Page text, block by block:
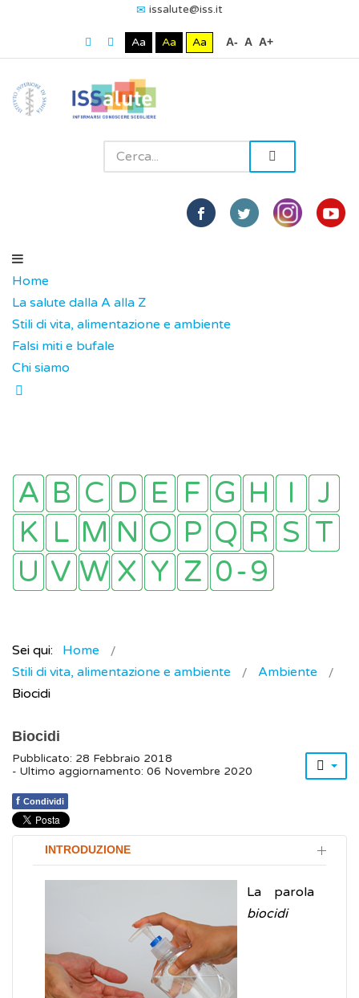
issalute@iss.it
Aa Aa Aa A- A A+
Home
La salute dalla A alla Z
Stili di vita, alimentazione e ambiente
Falsi miti e bufale
Chi siamo
Sei qui:
Home
Stili di vita, alimentazione e ambiente
Ambiente
Biocidi
Biocidi
Pubblicato: 28 Febbraio 2018
- Ultimo aggiornamento: 06 Novembre 2020
f Condividi
INTRODUZIONE
La parola
biocidi